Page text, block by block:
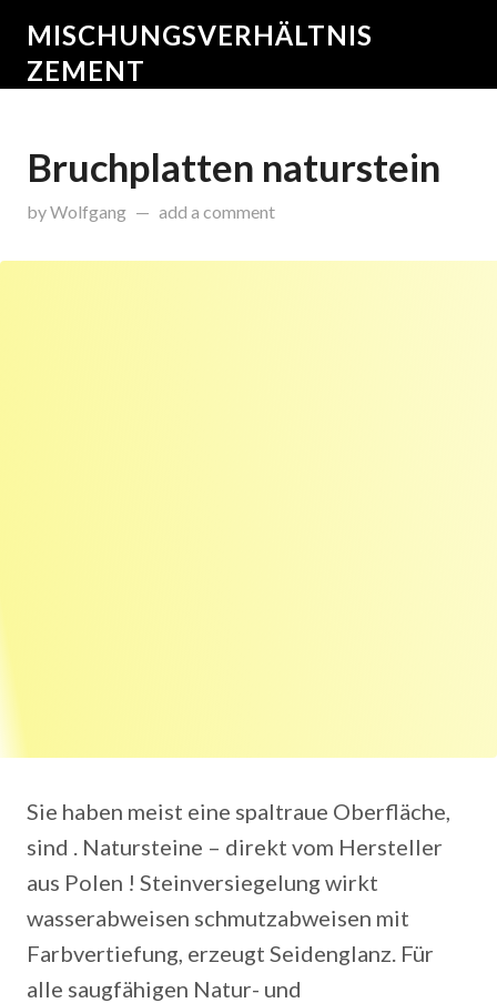
MISCHUNGSVERHÄLTNIS
ZEMENT
Bruchplatten naturstein
byWolfgang onAugust 3, 2015
add a comment
Sie haben meist eine spaltraue Oberfläche,
sind . Natursteine – direkt vom Hersteller
aus Polen ! Steinversiegelung wirkt
wasserabweisen schmutzabweisen mit
Farbvertiefung, erzeugt Seidenglanz. Für
alle saugfähigen Natur- und